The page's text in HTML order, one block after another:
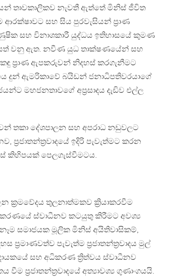
තාවකාලිකව නැවතී ඇත්තේ මිනිස් ජීවිත
ආරක්ෂාවට සහ සිය පුරවැසියන් ප්‍රාණ
සහ විනාශකාරී යුද්ධය ඉතිහාසයේ කුමණ
වනු ඇත. නවීණ යුධ තාක්ෂණයේන් සහ
ප්‍රාණ ඇපකරුවන් නිදහස් කරගැනීමට
දුන් ඇමරිකාවේ බයිඩන් ජනාධිපතිවරයාගේ
මහජනතාවගේ අප්‍රසාදය දැඩිව එල්ල
තකා දේශපාලන සහ අපරාධ නඩුවලට
ඉදිරි පැවැත්මට කරන
කිහිපයක් පෙලගැස්වීමටය.
ක්‍රමවේදය තුලනාත්මකව ක්‍රියාකරවීම
ස්වාධීනව කටයුතු කිරීමට අවශ්‍ය
සමාජයක මූලික මිනිස් අයිතිවාසිකම්,
පැවැත්ම ප්‍රජාතන්ත්‍රවාදය මුල්
සහ අධිකරණ ත්‍රිත්වය ස්වාධීනව
ප්‍රජාතන්ත්‍රවාදයේ අත්‍යාවශ්‍ය ගුණාංගයයි.